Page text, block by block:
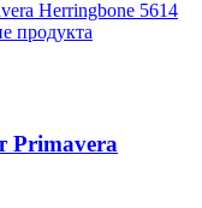
Primavera